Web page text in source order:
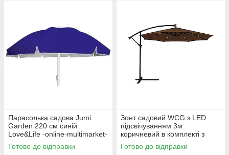
Парасолька садова Jumi
Garden 220 см синій
Love&Life -online-multimarket-
Готово до відправки
Зонт садовий WCG з LED
підсвічуванням 3м
коричневий в комплекті з
чохлом Love&Life -online-
multimarket-
Готово до відправки